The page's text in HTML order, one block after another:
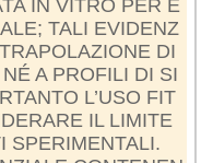
IN VITRO PER E
TALI EVIDENZ
DI
A PROFILI DI SI
L’USO FIT
IL LIMITE
SPERIMENTALI.